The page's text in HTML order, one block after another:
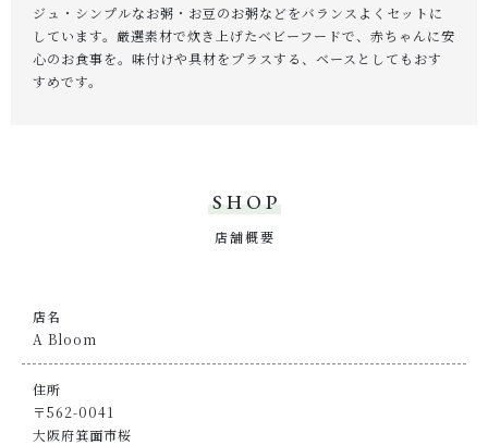
お問い合わせ
ジュ・シンプルなお粥・お豆のお粥などをバランスよくセットに
しています。厳選素材で炊き上げたベビーフードで、赤ちゃんに安
心のお食事を。味付けや具材をプラスする、ベースとしてもおす
すめです。
SHOP
店舗概要
店名
A Bloom
住所
〒562-0041
大阪府箕面市桜